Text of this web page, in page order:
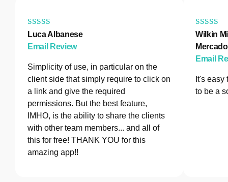
Luca Albanese
Email Review
Simplicity of use, in particular on the
client side that simply require to click on
a link and give the required
permissions. But the best feature,
IMHO, is the ability to share the clients
with other team members... and all of
this for free! THANK YOU for this
amazing app!!
Wilkin
Mercado
Email
It's
to be a